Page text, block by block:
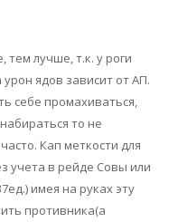
лучше, т.к. у роги
ядов зависит от АП.
себе промахиваться,
то не
Кап меткости для
учета в рейде Совы или
имея на руках эту
противника(а